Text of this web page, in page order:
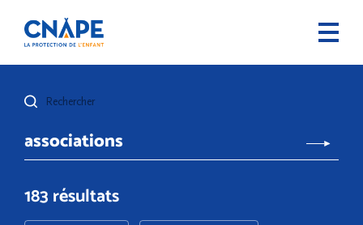
Rechercher
183 résultats